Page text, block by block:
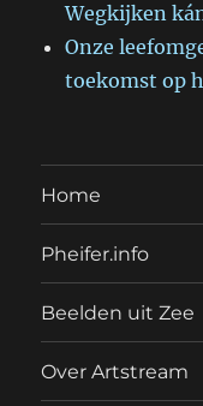
Wegkijken
Onze
toekomst op
Home
Pheifer.info
Beelden uit Zee
Over Artstream